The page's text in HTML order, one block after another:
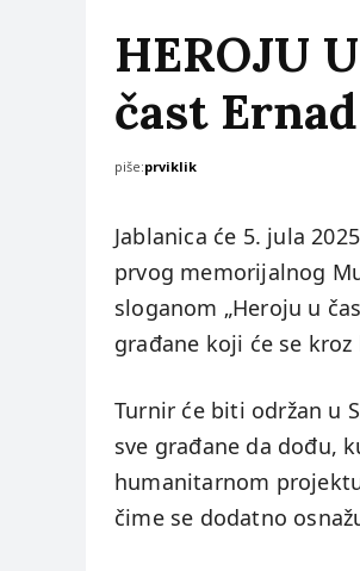
HEROJU
čast
piše:prviklik
Jablanica će 5. jula
prvog memorijalnog
sloganom „Heroju u
građane koji će se
Turnir će biti održan u
sve građane da dođu,
humanitarnom
čime se dodatno